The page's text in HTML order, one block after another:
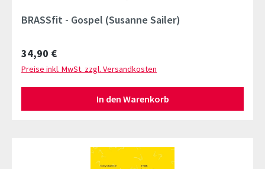
BRASSfit - Gospel (Susanne Sailer)
Regulärer Preis:
34,90 €
Preise inkl. MwSt. zzgl. Versandkosten
In den Warenkorb